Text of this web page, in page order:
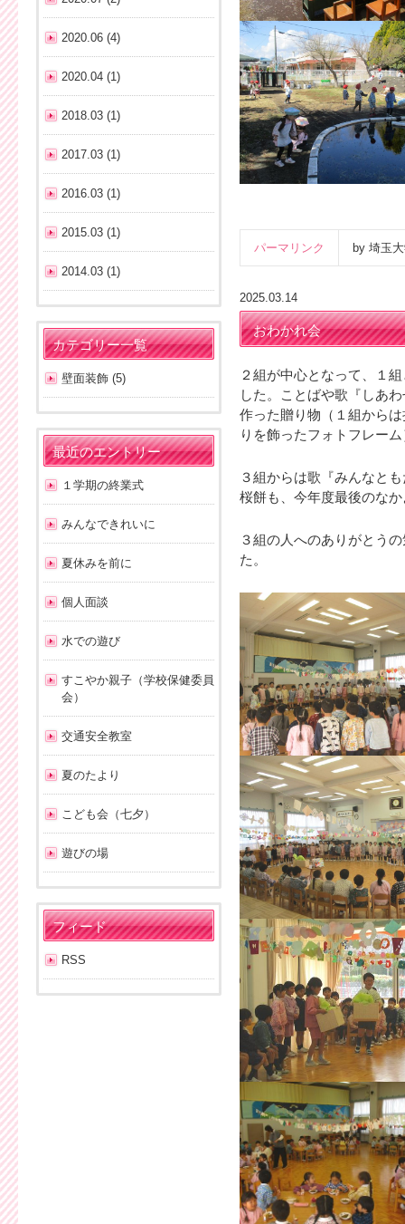
パーマリンク by 埼玉
2025.03.14
おわかれ会
２組が中心となって、１
した。ことばや歌『しあ
作った贈り物（１組から
りを飾ったフォトフレー
３組からは歌『みんなと
桜餅も、今年度最後のな
３組の人へのありがとう
た。
2020.06 (4)
2020.04 (1)
2018.03 (1)
2017.03 (1)
2016.03 (1)
2015.03 (1)
2014.03 (1)
カテゴリー一覧
壁面装飾 (5)
最近のエントリー
１学期の終業式
みんなできれいに
夏休みを前に
個人面談
水での遊び
すこやか親子（学校保健委員
会）
交通安全教室
夏のたより
こども会（七夕）
遊びの場
フィード
RSS